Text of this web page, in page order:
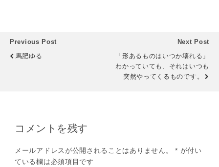
Previous Post
馬肥ゆる
Next Post
「形あるものはいつか壊れる」
わかっていても、それはいつも
突然やってくるものです。
コメントを残す
メールアドレスが公開されることはありません。 * が付い
ている欄は必須項目です